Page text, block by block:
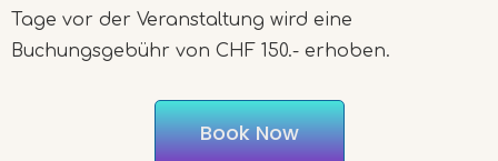
Tage vor der Veranstaltung wird eine
Buchungsgebühr von CHF 150.- erhoben.
Book Now